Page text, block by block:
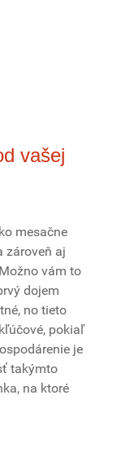
vašej
mesačne
zároveň aj
vám to
dojem
no tieto
pokiaľ
je
takýmto
na ktoré